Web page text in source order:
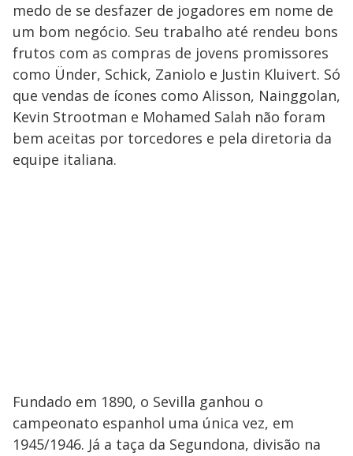
medo de se desfazer de jogadores em nome de
um bom negócio. Seu trabalho até rendeu bons
frutos com as compras de jovens promissores
como Ünder, Schick, Zaniolo e Justin Kluivert. Só
que vendas de ícones como Alisson, Nainggolan,
Kevin Strootman e Mohamed Salah não foram
bem aceitas por torcedores e pela diretoria da
equipe italiana.
Fundado em 1890, o Sevilla ganhou o
campeonato espanhol uma única vez, em
1945/1946. Já a taça da Segundona, divisão na